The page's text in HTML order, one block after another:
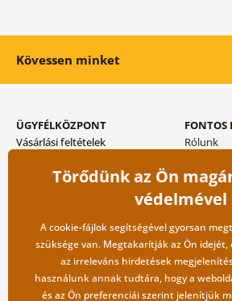
Kövessen minket
ÜGYFÉLKÖZPONT
Vásárlási feltételek
Szállítási és fizetési módok
FONTOS
Rólunk
Blog
Kapcsolat
Törődünk az Ön
védelmével
A cookie-fájlok segítségével gyorsan
szüksége van. Megtakarítják az Ön idejét,
az irreleváns hirdetések
használunk annak tudtára, hogy a
és az Ön preferenciái szerint jelenítjük